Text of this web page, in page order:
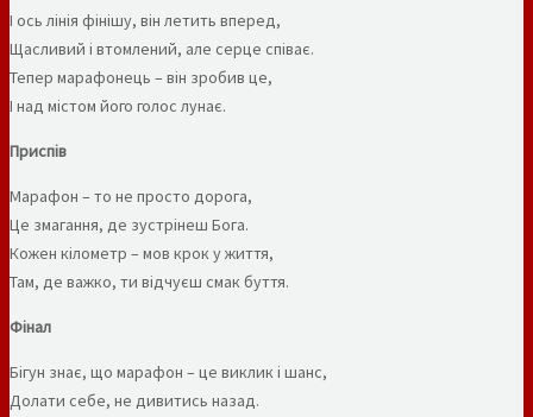
І ось лінія фінішу, він летить вперед,
Щасливий і втомлений, але серце співає.
Тепер марафонець – він зробив це,
І над містом його голос лунає.
Приспів
Марафон – то не просто дорога,
Це змагання, де зустрінеш Бога.
Кожен кілометр – мов крок у життя,
Там, де важко, ти відчуєш смак буття.
Фінал
Бігун знає, що марафон – це виклик і шанс,
Долати себе, не дивитись назад.